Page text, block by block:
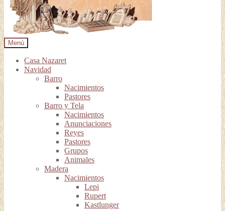
Menú
Casa Nazaret
Navidad
Barro
Nacimientos
Pastores
Barro y Tela
Nacimientos
Anunciaciones
Reyes
Pastores
Grupos
Animales
Madera
Nacimientos
Lepi
Rupert
Kastlunger